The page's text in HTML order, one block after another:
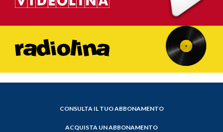
CONSULTA IL TUO ABBONAMENTO
ACQUISTA UN ABBONAMENTO